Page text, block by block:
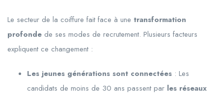
Le secteur de la coiffure fait face à une transformation
profonde de ses modes de recrutement. Plusieurs facteurs
expliquent ce changement :
Les jeunes générations sont connectées : Les
candidats de moins de 30 ans passent par les réseaux